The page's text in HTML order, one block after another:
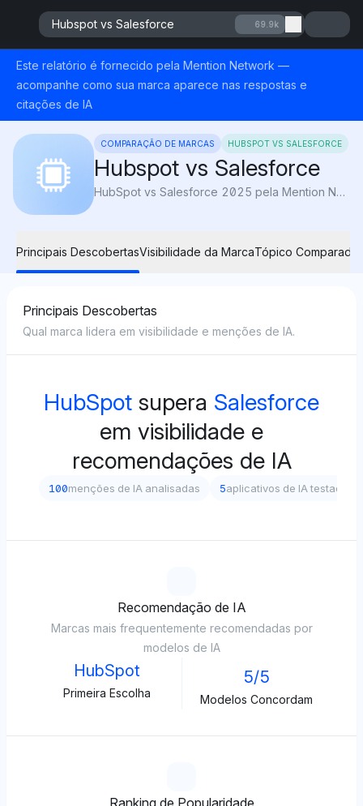
Hubspot vs Salesforce 69.9k
Este relatório é fornecido pela Mention Network —
acompanhe como sua marca aparece nas respostas e
citações de IA
COMPARAÇÃO DE MARCAS HUBSPOT VS SALESFORCE
Hubspot vs Salesforce
HubSpot vs Salesforce 2025 pela Mention Network: AI Visibility compara usabilidade, automação e valor para revelar qual CRM impulsiona melhor o crescimento.
Principais DescobertasVisibilidade da MarcaTópico Comparado
Principais Descobertas
Qual marca lidera em visibilidade e menções de IA.
HubSpot supera Salesforce
em visibilidade e
recomendações de IA
100menções de IA analisadas 5aplicativos de IA testados
Recomendação de IA
Marcas mais frequentemente recomendadas por
modelos de IA
HubSpot
Primeira Escolha
5/5
Modelos Concordam
Ranking de Popularidade